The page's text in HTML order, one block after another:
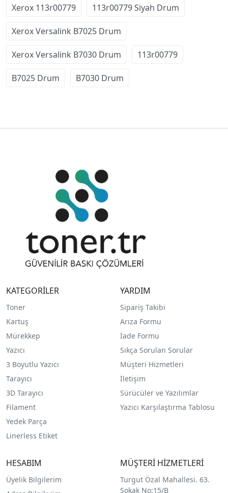
Xerox 113r00779 113r00779 Siyah Drum
Xerox Versalink B7025 Drum
Xerox Versalink B7030 Drum 113r00779
B7025 Drum B7030 Drum
KATEGORİLER
Toner
Kartuş
Mürekkep
Yazıcı
3 Boyutlu Yazıcı
Tarayıcı
3D Tarayıcı
Filament
Yedek Parça
Linerless Etiket
YARDIM
Sipariş Takibi
Arıza Formu
İade Formu
Sıkça Sorulan Sorular
Müşteri Hizmetleri
İletişim
Sürücüler ve Yazılımlar
Yazıcı Karşılaştırma Tablosu
HESABIM
Üyelik Bilgilerim
MÜŞTERİ HİZMETLERİ
Turgut Özal Mahallesi. 63.
Sokak No:15/B